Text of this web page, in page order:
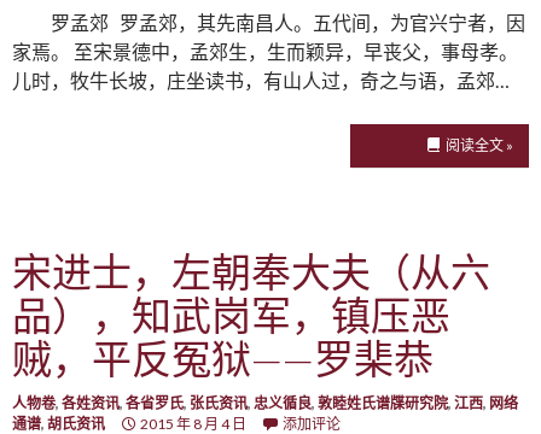
罗孟郊 罗孟郊，其先南昌人。五代间，为官兴宁者，因
家焉。 至宋景德中，孟郊生，生而颖异，早丧父，事母孝。
儿时，牧牛长坡，庄坐读书，有山人过，奇之与语，孟郊…
阅读全文 »
宋进士，左朝奉大夫（从六
品），知武岗军，镇压恶
贼，平反冤狱——罗棐恭
人物卷, 各姓资讯, 各省罗氏, 张氏资讯, 忠义循良, 敦睦姓氏谱牒研究院, 江西, 网络
通谱, 胡氏资讯 2015 年 8 月 4 日 添加评论